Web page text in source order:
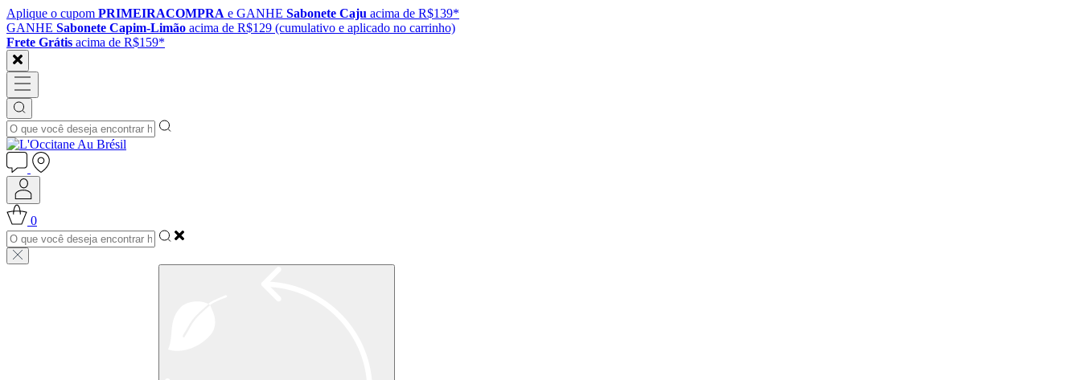
Aplique o cupom PRIMEIRACOMPRA e GANHE Sabonete Caju acima de R$139*
GANHE Sabonete Capim-Limão acima de R$129 (cumulativo e aplicado no carrinho)
Frete Grátis acima de R$159*
0